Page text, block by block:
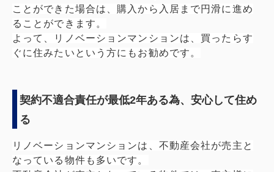
ことができた場合は、購入から入居まで円滑に進め
ることができます。
よって、リノベーションマンションは、買ったらす
ぐに住みたいという方にもお勧めです。
契約不適合責任が最低2年ある為、安心して住め
る
リノベーションマンションは、不動産会社が売主と
なっている物件も多いです。